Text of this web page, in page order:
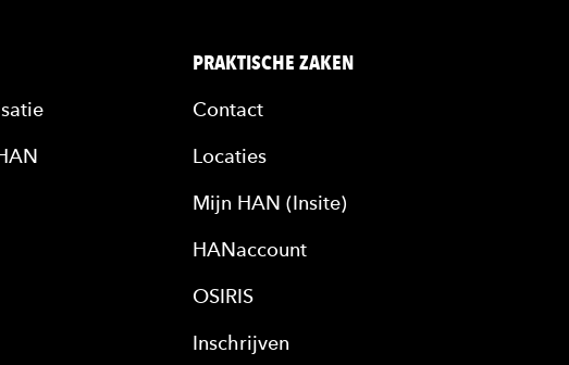
PRAKTISCHE ZAKEN
Contact
Locaties
Mijn HAN (Insite)
HANaccount
OSIRIS
Inschrijven